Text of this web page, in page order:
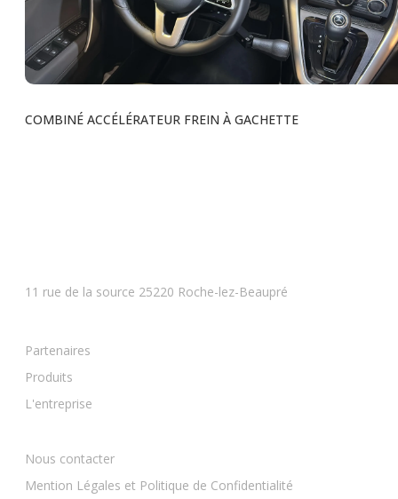
COMBINÉ ACCÉLÉRATEUR FREIN À GACHETTE
11 rue de la source 25220 Roche-lez-Beaupré
Partenaires
Produits
L'entreprise
Nous contacter
Mention Légales et Politique de Confidentialité